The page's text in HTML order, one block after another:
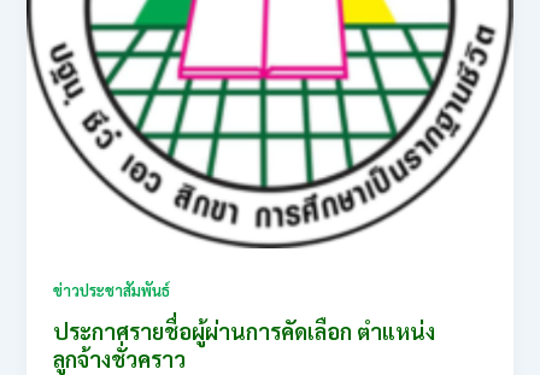
ข่าวประชาสัมพันธ์
ประกาศรายชื่อผู้ผ่านการคัดเลือก ตำแหน่ง
ลูกจ้างชั่วคราว